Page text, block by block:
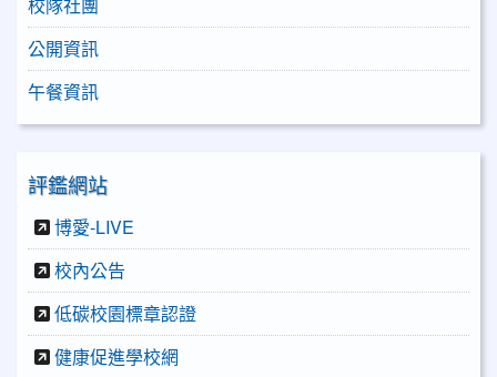
公開資訊
午餐資訊
評鑑網站
博愛-LIVE
校內公告
低碳校園標章認證
健康促進學校網